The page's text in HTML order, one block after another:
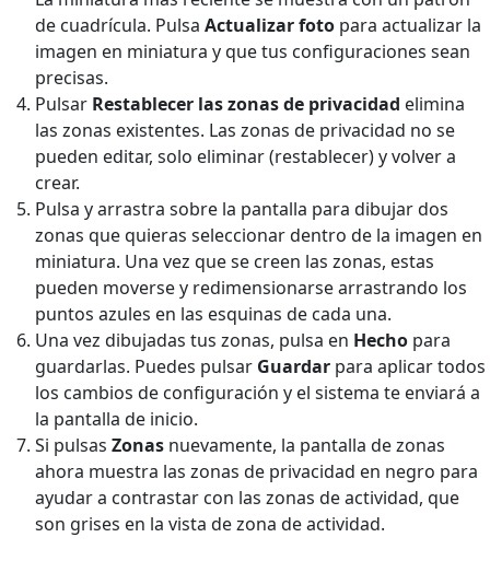
de cuadrícula. Pulsa Actualizar foto para actualizar la
imagen en miniatura y que tus configuraciones sean
precisas.
Pulsar Restablecer las zonas de privacidad elimina
las zonas existentes. Las zonas de privacidad no se
pueden editar, solo eliminar (restablecer) y volver a
crear.
Pulsa y arrastra sobre la pantalla para dibujar dos
zonas que quieras seleccionar dentro de la imagen en
miniatura. Una vez que se creen las zonas, estas
pueden moverse y redimensionarse arrastrando los
puntos azules en las esquinas de cada una.
Una vez dibujadas tus zonas, pulsa en Hecho para
guardarlas. Puedes pulsar Guardar para aplicar todos
los cambios de configuración y el sistema te enviará a
la pantalla de inicio.
Si pulsas Zonas nuevamente, la pantalla de zonas
ahora muestra las zonas de privacidad en negro para
ayudar a contrastar con las zonas de actividad, que
son grises en la vista de zona de actividad.